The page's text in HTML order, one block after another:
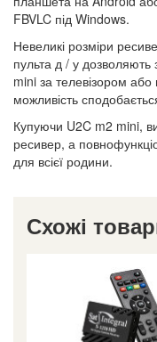
FBVLC під Windows.
Невеликі розміри
пульта д / у дозволяють
mini за телевізором
можливість
Купуючи U2C m2 mini,
ресивер, а
для всієї родини.
Схожі